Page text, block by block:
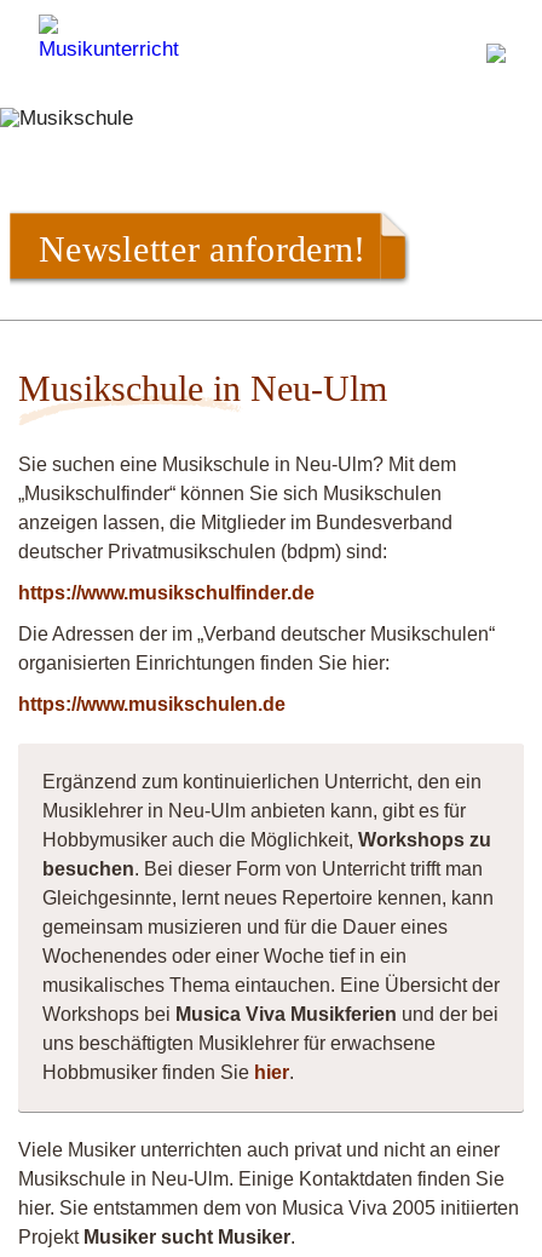
Newsletter anfordern!
Musikschule in Neu-Ulm
Sie suchen eine Musikschule in Neu-Ulm? Mit dem
„Musikschulfinder“ können Sie sich Musikschulen
anzeigen lassen, die Mitglieder im Bundesverband
deutscher Privatmusikschulen (bdpm) sind:
https://www.musikschulfinder.de
Die Adressen der im „Verband deutscher Musikschulen“
organisierten Einrichtungen finden Sie hier:
https://www.musikschulen.de
Ergänzend zum kontinuierlichen Unterricht, den ein
Musiklehrer in Neu-Ulm anbieten kann, gibt es für
Hobbymusiker auch die Möglichkeit, Workshops zu
besuchen. Bei dieser Form von Unterricht trifft man
Gleichgesinnte, lernt neues Repertoire kennen, kann
gemeinsam musizieren und für die Dauer eines
Wochenendes oder einer Woche tief in ein
musikalisches Thema eintauchen. Eine Übersicht der
Workshops bei Musica Viva Musikferien und der bei
uns beschäftigten Musiklehrer für erwachsene
Hobbmusiker finden Sie hier.
Viele Musiker unterrichten auch privat und nicht an einer
Musikschule in Neu-Ulm. Einige Kontaktdaten finden Sie
hier. Sie entstammen dem von Musica Viva 2005 initiierten
Projekt Musiker sucht Musiker.